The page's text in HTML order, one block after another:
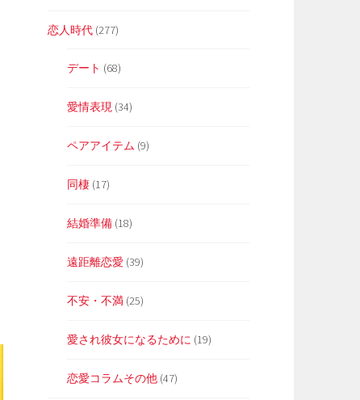
恋人時代 (277)
デート (68)
愛情表現 (34)
ペアアイテム (9)
同棲 (17)
結婚準備 (18)
遠距離恋愛 (39)
不安・不満 (25)
愛され彼女になるために (19)
恋愛コラムその他 (47)